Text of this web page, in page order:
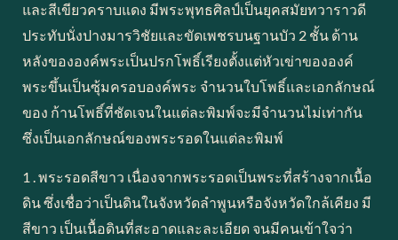
และสีเขียวคราบแดง มีพระพุทธศิลป์เป็นยุคสมัยทวาราวดี
ประทับนั่งปางมารวิชัยและขัดเพชรบนฐานบัว 2 ชั้น ด้าน
หลังขององค์พระเป็นปรกโพธิ์เรียงตั้งแต่หัวเข่าขององค์
พระขึ้นเป็นซุ้มครอบองค์พระ จำนวนใบโพธิ์และเอกลักษณ์
ของ ก้านโพธิ์ที่ชัดเจนในแต่ละพิมพ์จะมีจำนวนไม่เท่ากัน
ซึ่งเป็นเอกลักษณ์ของพระรอดในแต่ละพิมพ์
1 . พระรอดสีขาว เนื่องจากพระรอดเป็นพระที่สร้างจากเนื้อ
ดิน ซึ่งเชื่อว่าเป็นดินในจังหวัดลำพูนหรือจังหวัดใกล้เคียง มี
สีขาว เป็นเนื้อดินที่สะอาดและละเอียด จนมีคนเข้าใจว่า